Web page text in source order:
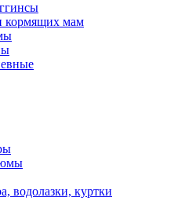
кормящих мам
водолазки, куртки